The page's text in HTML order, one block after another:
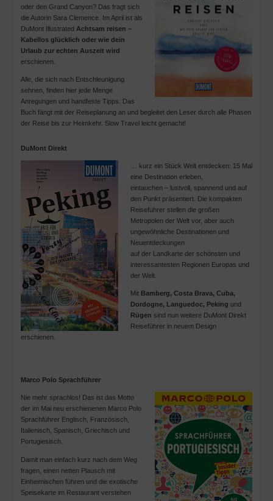
oder den Grand Canyon? Das fragt sich
die Autorin Sara Clemence. Im April ist als
DuMont Illustrated Achtsam reisen –
Kabellos glücklich oder wie dein
Urlaub zur echten Auszeit wird
erschienen.
Alle, die sich nach Entschleunigung
sehnen, finden hier jede Menge
Anregungen und handfeste Tipps. Das
Buch fängt mit der Reiseplanung an und begleitet den Leser durch alle Phasen
der Reise bis zur Heimkehr. Slow Travel leicht gemacht!
DuMont Direkt
… kurz ein Stück Welt entdecken: 15 Mal
eine Destination erleben,
eintauchen – lustvoll, spannend und auf
den Punkt präsentiert. Die kompakten
Reiseführer stellen die großen
Metropolen der Welt vor, aber auch
ungewöhnliche Destinationen und
Neuentdeckungen
auf der Landkarte der schönsten und
interessantesten Regionen Europas und
der Welt.
Mit Bamberg, Costa Brava, Cuba,
Dordogne, Languedoc, Peking und
Rügen sind nun weitere DuMont Direkt
Reiseführer in neuem Design
erschienen.
Marco Polo Sprachführer
Nie mehr sprachlos! Das ist das Motto
der im Mai neu erschienenen Marco Polo
Sprachführer Englisch, Französisch,
Italienisch, Spanisch, Griechisch und
Portugiesisch.
Damit man einfach kurz nach dem Weg
fragen, einen netten Plausch mit
Einheimischen führen und die exotische
Speisekarte im Restaurant verstehen